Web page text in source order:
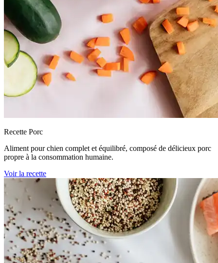
Recette Porc
Aliment pour chien complet et équilibré, composé de délicieux porc
propre à la consommation humaine.
Voir la recette